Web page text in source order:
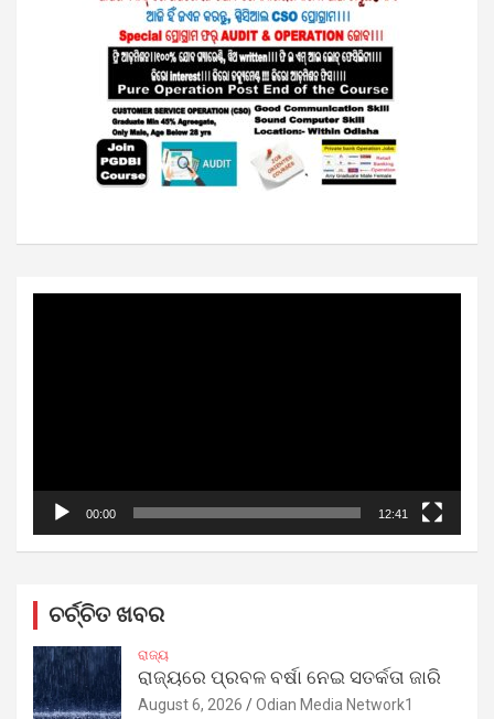
00:00 12:41
ଚର୍ଚ୍ଚିତ ଖବର
ରାଜ୍ୟ
ରାଜ୍ୟରେ ପ୍ରବଳ ବର୍ଷା ନେଇ ସତର୍କତା ଜାରି
August 6, 2026 Odian Media Network1